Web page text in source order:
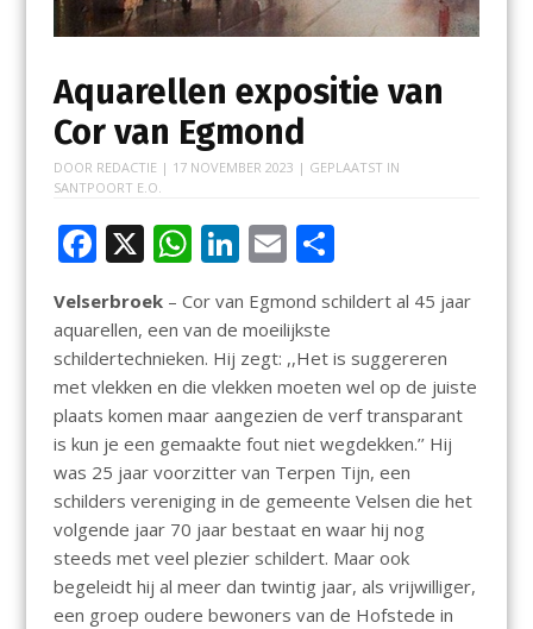
Aquarellen expositie van
Cor van Egmond
DOOR REDACTIE | 17 NOVEMBER 2023 | GEPLAATST IN
SANTPOORT E.O.
F
ac
e
b
o
o
k
X W
at
s
A
p
p
Li
k
e
dI
n
E
m
ai
l
D
el
e
n
Velserbroek– Cor van Egmond schildert al 45 jaar
aquarellen, een van de moeilijkste
schildertechnieken. Hij zegt: ,,Het is suggereren
met vlekken en die vlekken moeten wel op de juiste
plaats komen maar aangezien de verf transparant
is kun je een gemaakte fout niet wegdekken.’’ Hij
was 25 jaar voorzitter van Terpen Tijn, een
schilders vereniging in de gemeente Velsen die het
volgende jaar 70 jaar bestaat en waar hij nog
steeds met veel plezier schildert. Maar ook
begeleidt hij al meer dan twintig jaar, als vrijwilliger,
een groep oudere bewoners van de Hofstede in